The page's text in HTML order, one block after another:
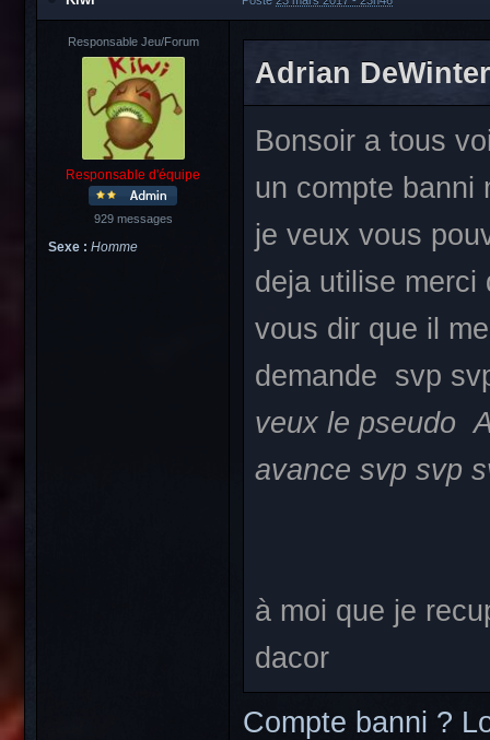
Responsable Jeu/Forum
Responsable d'équipe
929 messages
Sexe : Homme
Adrian
Bonsoir a tous
un compte banni
je veux vous
deja utilise merci
vous dir que il
demande svp
veux le pseudo
avance svp svp
à moi que je
dacor
Compte banni ?